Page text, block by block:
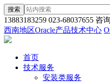
搜索
13883183259 023-68037655 咨
西南地区Oracle产品技术中心
首页
技术服务
安装类服务